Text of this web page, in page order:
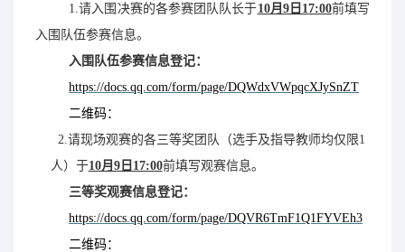
1.请入围决赛的各参赛团队队长于10月9日17:00前填写
入围队伍参赛信息。
入围队伍参赛信息登记：
https://docs.qq.com/form/page/DQWdxVWpqcXJySnZT
二维码：
2.请现场观赛的各三等奖团队（选手及指导教师均仅限1
人）于10月9日17:00前填写观赛信息。
三等奖观赛信息登记：
https://docs.qq.com/form/page/DQVR6TmF1Q1FYVEh3
二维码：